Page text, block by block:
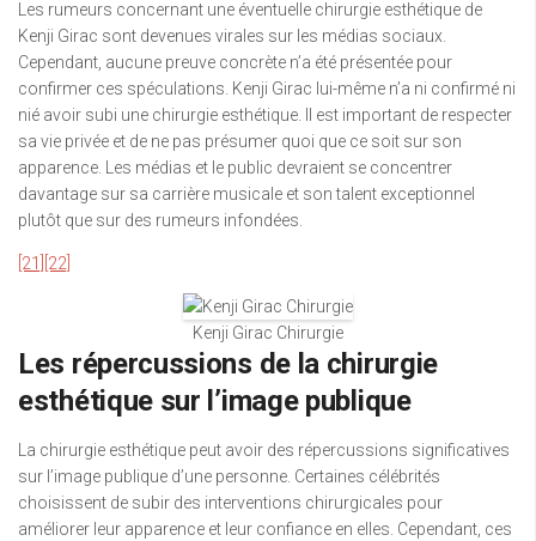
Les rumeurs concernant une éventuelle chirurgie esthétique de
Kenji Girac sont devenues virales sur les médias sociaux.
Cependant, aucune preuve concrète n’a été présentée pour
confirmer ces spéculations. Kenji Girac lui-même n’a ni confirmé ni
nié avoir subi une chirurgie esthétique. Il est important de respecter
sa vie privée et de ne pas présumer quoi que ce soit sur son
apparence. Les médias et le public devraient se concentrer
davantage sur sa carrière musicale et son talent exceptionnel
plutôt que sur des rumeurs infondées.
[21] [22]
Kenji Girac Chirurgie
Les répercussions de la chirurgie
esthétique sur l’image publique
La chirurgie esthétique peut avoir des répercussions significatives
sur l’image publique d’une personne. Certaines célébrités
choisissent de subir des interventions chirurgicales pour
améliorer leur apparence et leur confiance en elles. Cependant, ces